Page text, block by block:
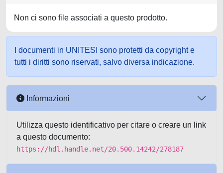
Non ci sono file associati a questo prodotto.
I documenti in UNITESI sono protetti da copyright e
tutti i diritti sono riservati, salvo diversa indicazione.
Informazioni
Utilizza questo identificativo per citare o creare un link
a questo documento:
https://hdl.handle.net/20.500.14242/278187